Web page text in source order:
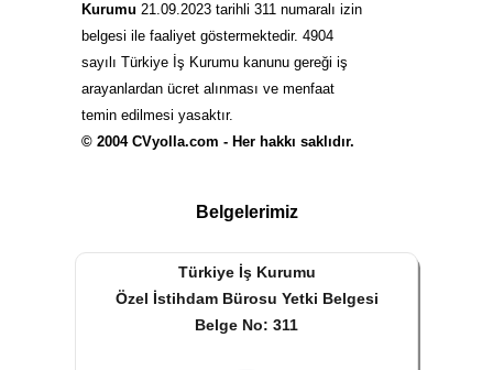
Kurumu 21.09.2023 tarihli 311 numaralı izin
belgesi ile faaliyet göstermektedir. 4904
sayılı Türkiye İş Kurumu kanunu gereği iş
arayanlardan ücret alınması ve menfaat
temin edilmesi yasaktır.
© 2004 CVyolla.com - Her hakkı saklıdır.
Belgelerimiz
Türkiye İş Kurumu
Özel İstihdam Bürosu Yetki Belgesi
Belge No: 311